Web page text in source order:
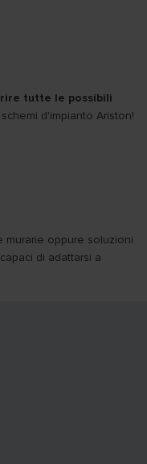
tutte le possibili
d'impianto Ariston!
oppure soluzioni
di adattarsi a